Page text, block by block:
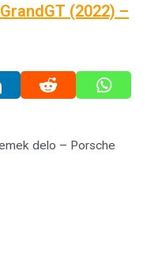
(2022) –
delo – Porsche